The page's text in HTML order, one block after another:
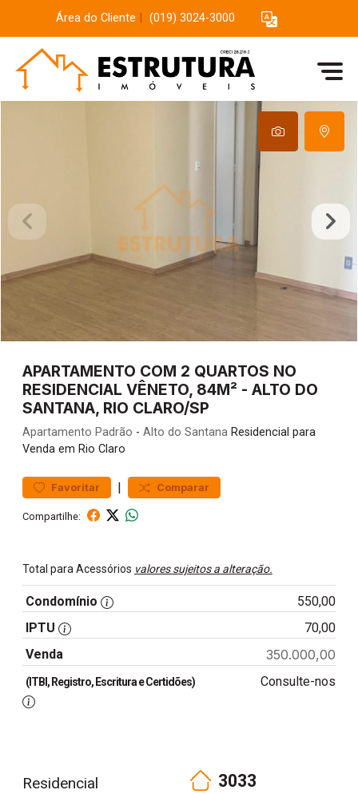
Área do Cliente (019) 3024-3000
APARTAMENTO COM 2 QUARTOS NO
RESIDENCIAL VÊNETO, 84M² - ALTO DO
SANTANA, RIO CLARO/SP
Apartamento Padrão - Alto do Santana Residencial para
Venda em Rio Claro
Favoritar | Comparar
Compartilhe:
Total para Acessórios valores sujeitos a alteração.
Condomínio
550,00
IPTU
70,00
Venda
350.000,00
(ITBI, Registro, Escritura e Certidões) Consulte-nos
Residencial 3033